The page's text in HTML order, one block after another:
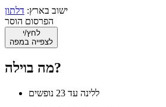
ישוב בארץ: דלתון
הפרסום הוסר
לחץ/י
לצפייה במפה
מה בוילה?
ללינה עד 23 נופשים